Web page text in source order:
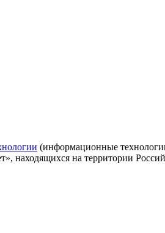
(информационные
находящихся на территории